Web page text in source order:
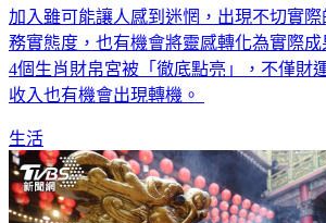
加入雖可能讓人感到迷惘，出現不切實
務實態度，也有機會將靈感轉化為實際
4個生肖財帛宮被「徹底點亮」，不僅財
收入也有機會出現轉機。
生活